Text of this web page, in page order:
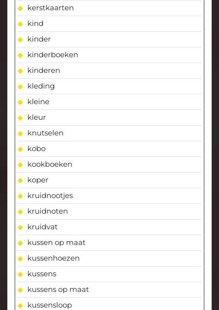
kerstkaarten
kind
kinder
kinderboeken
kinderen
kleding
kleine
kleur
knutselen
kobo
kookboeken
koper
kruidnootjes
kruidnoten
kruidvat
kussen op maat
kussenhoezen
kussens
kussens op maat
kussensloop